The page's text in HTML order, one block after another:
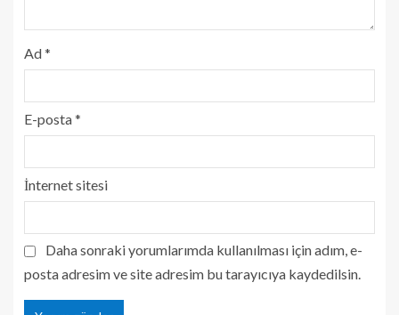
Ad*
E-posta*
İnternet sitesi
Daha sonraki yorumlarımda kullanılması için adım, e-
posta adresim ve site adresim bu tarayıcıya kaydedilsin.